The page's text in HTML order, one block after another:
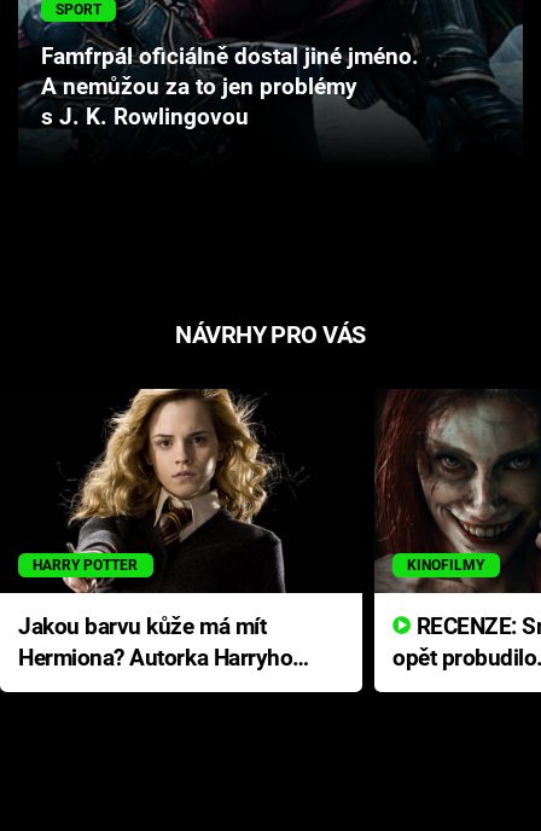
Cool Esport
Pořady
TV Program
SPORT
Famfrpál oficiálně dostal jiné jméno.
A nemůžou za to jen problémy
s J. K. Rowlingovou
NÁVRHY PRO VÁS
HARRY POTTER
Jakou barvu kůže má mít
Hermiona? Autorka Harryho
Pottera přišla s ráznou
KINOFILMY
opět
přichází s